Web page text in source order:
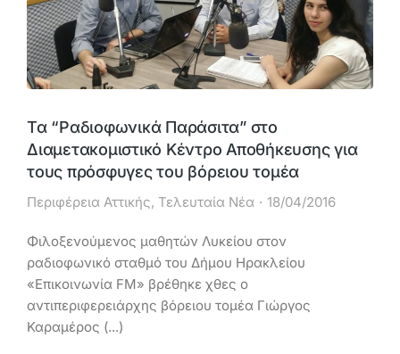
Τα “Ραδιοφωνικά Παράσιτα” στο
Διαμετακομιστικό Κέντρο Αποθήκευσης για
τους πρόσφυγες του βόρειου τομέα
Περιφέρεια Αττικής, Τελευταία Νέα 18/04/2016
Φιλοξενούμενος μαθητών Λυκείου στον
ραδιοφωνικό σταθμό του Δήμου Ηρακλείου
«Επικοινωνία FM» βρέθηκε χθες ο
αντιπεριφερειάρχης βόρειου τομέα Γιώργος
Καραμέρος (...)